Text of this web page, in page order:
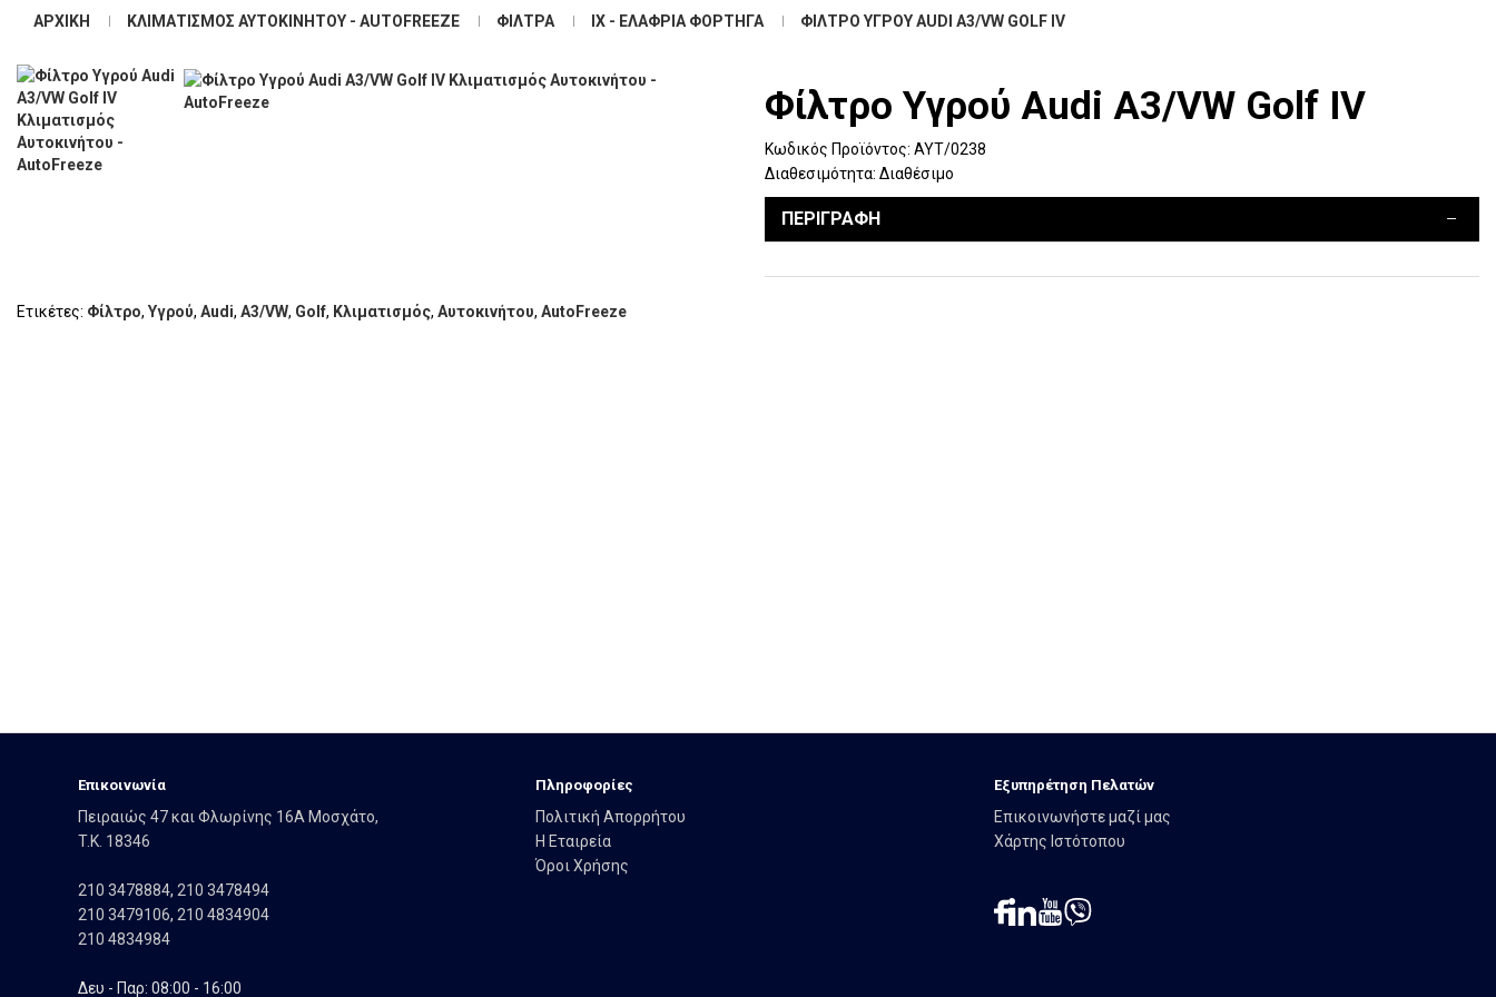
ΑΡΧΙΚΉ ΚΛΙΜΑΤΙΣΜΌΣ ΑΥΤΟΚΙΝΉΤΟΥ - AUTOFREEZE ΦΊΛΤΡΑ ΙΧ - ΕΛΑΦΡΙΆ ΦΟΡΤΗΓΆ ΦΊΛΤΡΟ ΥΓΡΟΎ AUDI A3/VW GOLF IV
Φίλτρο Υγρού Audi A3/VW Golf IV
Κωδικός Προϊόντος: ΑΥΤ/0238
Διαθεσιμότητα: Διαθέσιμο
ΠΕΡΙΓΡΑΦΉ
Ετικέτες: Φίλτρο, Υγρού, Audi, A3/VW, Golf, Κλιματισμός, Αυτοκινήτου, AutoFreeze
Eπικοινωνία
Πειραιώς 47 και Φλωρίνης 16Α Μοσχάτο,
T.K. 18346
210 3478884, 210 3478494
210 3479106, 210 4834904
210 4834984
Δευ - Παρ: 08:00 - 16:00
Πληροφορίες
Πολιτική Απορρήτου
Η Εταιρεία
Όροι Χρήσης
Εξυπηρέτηση Πελατών
Επικοινωνήστε μαζί μας
Χάρτης Ιστότοπου